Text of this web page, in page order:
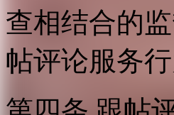
查相结合的
帖评论服务行